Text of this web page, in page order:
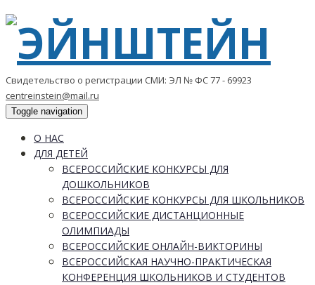
Свидетельство о регистрации СМИ: ЭЛ № ФС 77 - 69923
centreinstein@mail.ru
Toggle navigation
О НАС
ДЛЯ ДЕТЕЙ
ВСЕРОССИЙСКИЕ КОНКУРСЫ ДЛЯ
ДОШКОЛЬНИКОВ
ВСЕРОССИЙСКИЕ КОНКУРСЫ ДЛЯ ШКОЛЬНИКОВ
ВСЕРОССИЙСКИЕ ДИСТАНЦИОННЫЕ
ОЛИМПИАДЫ
ВСЕРОССИЙСКИЕ ОНЛАЙН-ВИКТОРИНЫ
ВСЕРОССИЙСКАЯ НАУЧНО-ПРАКТИЧЕСКАЯ
КОНФЕРЕНЦИЯ ШКОЛЬНИКОВ И СТУДЕНТОВ